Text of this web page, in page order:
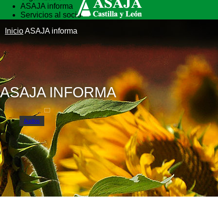
ASAJA informa
Servicios al socio
Formación
InicioASAJA informa
ASAJA INFORMA
Audios